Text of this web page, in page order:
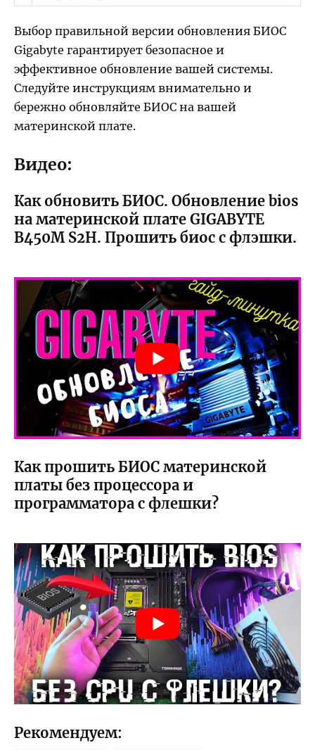
Выбор правильной версии обновления БИОС
Gigabyte гарантирует безопасное и
эффективное обновление вашей системы.
Следуйте инструкциям внимательно и
бережно обновляйте БИОС на вашей
материнской плате.
Видео:
Как обновить БИОС. Обновление bios
на материнской плате GIGABYTE
B450M S2H. Прошить биос с флэшки.
Как прошить БИОС материнской
платы без процессора и
программатора с флешки?
Рекомендуем: